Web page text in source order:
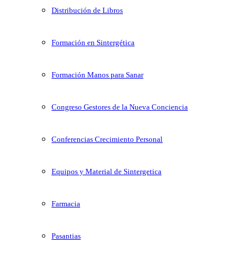
Distribución de Libros
Formación en Sintergética
Formación Manos para Sanar
Congreso Gestores de la Nueva Conciencia
Conferencias Crecimiento Personal
Equipos y Material de Sintergetica
Farmacia
Pasantias